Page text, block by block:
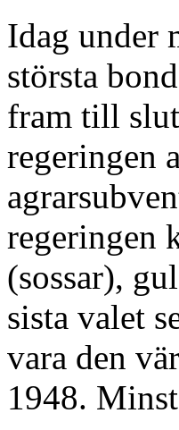
Idag under
största
fram till
regeringen
regeringen
(sossar),
sista valet
vara den
1948.